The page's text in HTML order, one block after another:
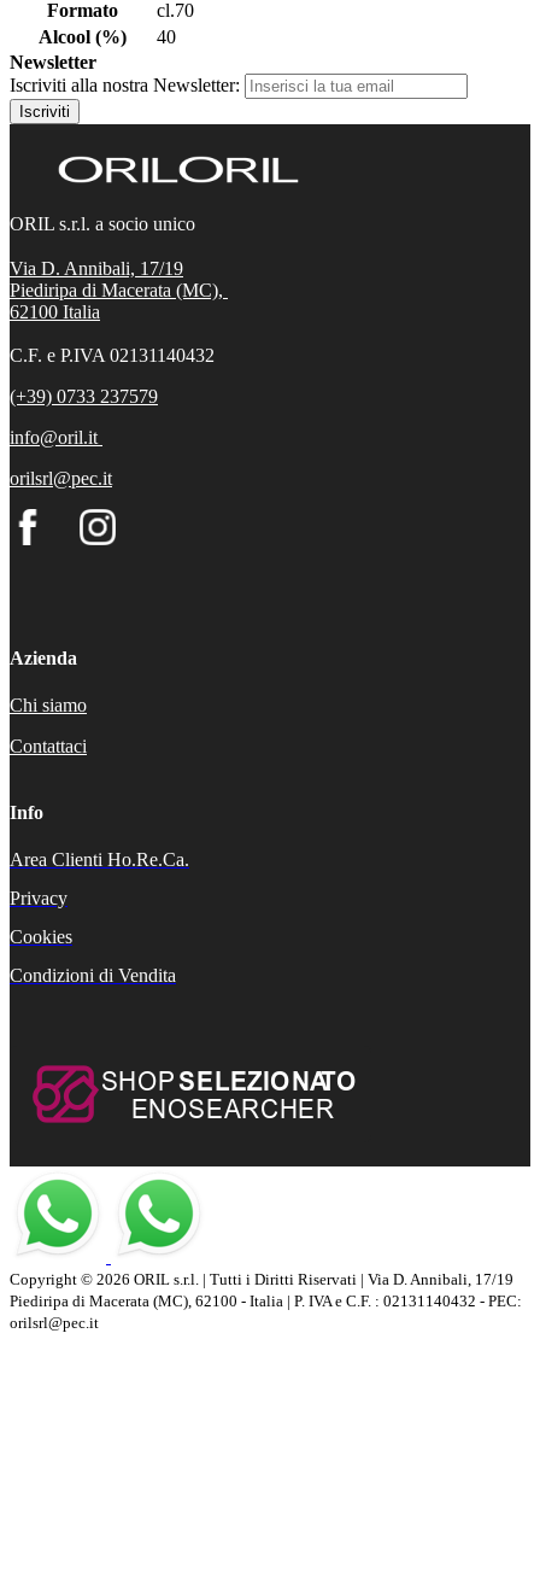
Formato
cl.70
Alcool (%)
40
Newsletter
Iscriviti alla nostra Newsletter:
Iscriviti
ORIL s.r.l. a socio unico
Via D. Annibali, 17/19
Piediripa di Macerata (MC),
62100 Italia
C.F. e P.IVA 02131140432
(+39) 0733 237579
info@oril.it
orilsrl@pec.it
Azienda
Chi siamo
Contattaci
Info
Area Clienti Ho.Re.Ca.
Privacy
Cookies
Condizioni di Vendita
Copyright © 2026 ORIL s.r.l. | Tutti i Diritti Riservati | Via D. Annibali, 17/19
Piediripa di Macerata (MC), 62100 - Italia | P. IVA e C.F. : 02131140432 - PEC:
orilsrl@pec.it